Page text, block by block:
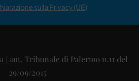
sulla Privacy (UE)
aut. Tribunale di Palermo n.11 del
29/09/2015